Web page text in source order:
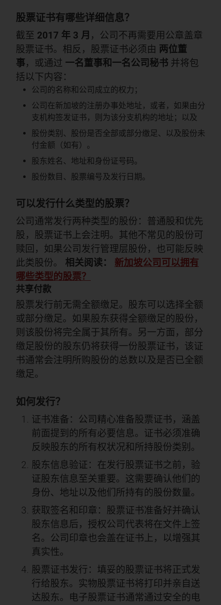
股票证书有哪些详细信息？
截至 2017 年 3 月 ，公司不再需要用公章盖章
股票证书。相反，股票证书必须由 两位董
事，或通过 一名董事和一名公司秘书 并将包
括以下内容：
公司的名称和公司成立的权力；
公司在新加坡的注册办事处地址，或者，如果由分
支机构签发证书，则为该分支机构的地址；以及
股份类别、股份是否全部或部分缴足、以及股份未
付金额（如有）。
股东姓名、地址和身份证号码。
股份数目、股票编号及发行日期。
可以发行什么类型的股票？
公司通常发行两种类型的股份：普通股和优先
股，股票证书上会注明。其他不常见的股份可
赎回，如果公司发行管理层股份，也可能反映
此类股份。 相关阅读： 新加坡公司可以拥有
哪些类型的股票？
共享付款
股票发行前无需全额缴足。股东可以选择全额
或部分缴足。如果股东获得全额缴足的股份，
则该股份将完全属于其所有。另一方面，部分
缴足股份的股东仍将获得一份股票证书，该证
书通常会注明所购股份的总数以及是否已全额
缴足。
如何发行？
证书准备：公司精心准备股票证书，涵盖
前面提到的所有必要信息。证书必须准确
反映股东的所有权状况和所持股份类别。
股东信息验证：在发行股票证书之前，验
证股东信息至关重要。这需要确认他们的
身份、地址以及他们所持有的股份数量。
获取签名和印章：股票证书准备好并确认
股东信息后，授权公司代表将在文件上签
名。公司印章也会盖在证书上，以增强其
真实性。
股票证书发行：填妥的股票证书将正式发
行给股东。实物股票证书将打印并亲自送
达股东。电子股票证书通常通过安全的电